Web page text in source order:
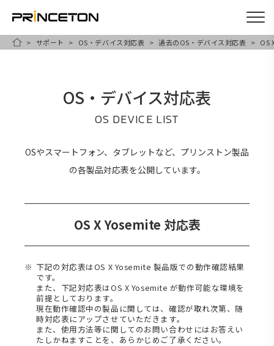
HOME
サポート OS・デバイス対応表 過去のOS・デバイス対応表 OS
OS・デバイス対応表
OS DEVICE LIST
OSやスマートフォン、タブレットなど、プリンストン製品
の各製品対応表を公開しています。
OS X Yosemite 対応表
下記の対応表はOS X Yosemite 製品版での動作確認結果
です。
また、下記対応表はOS X Yosemite が動作可能な環境を
前提としております。
現在動作確認中の製品に関しては、確認が取れ次第、随
時対応表にアップさせていただきます。
また、使用方法等に関してのお問い合わせにはお答えい
たしかねますことを、あらかじめご了承ください。